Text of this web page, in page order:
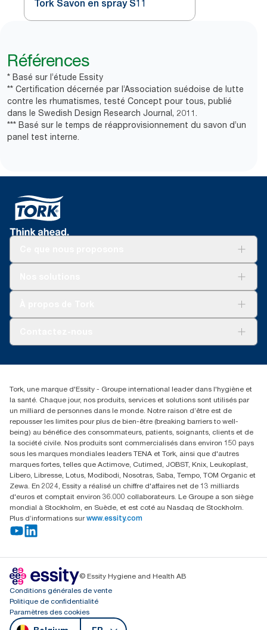
Tork Savon en spray S11
Références
* Basé sur l’étude Essity
** Certification décernée par l’Association suédoise de lutte
contre les rhumatismes, testé Concept pour tous, publié
dans le Swedish Design Research Journal, 2011.
*** Basé sur le temps de réapprovisionnement du savon d’un
panel test interne.
Réclamation pour distributeurs
02 766 05 30
Essity Belgium NV
Berkenlaan 8B
1831 MACHELEN
Tork, une marque d'Essity - Groupe international leader dans l'hygiène et
la santé. Chaque jour, nos produits, services et solutions sont utilisés par
un milliard de personnes dans le monde. Notre raison d’être est de
repousser les limites pour plus de bien-être (breaking barriers to well-
being) au bénéfice des consommateurs, patients, soignants, clients et de
la société civile. Nos produits sont commercialisés dans environ 150 pays
sous les marques mondiales leaders TENA et Tork, ainsi que d'autres
marques fortes, telles que Actimove, Cutimed, JOBST, Knix, Leukoplast,
Libero, Libresse, Lotus, Modibodi, Nosotras, Saba, Tempo, TOM Organic et
Zewa. En 2024, Essity a réalisé un chiffre d'affaires net de 13 milliards
d'euros et comptait environ 36.000 collaborateurs. Le Groupe a son siège
mondial à Stockholm, en Suède, et est coté au Nasdaq de Stockholm.
Plus d’informations sur www.essity.com
© Essity Hygiene and Health AB
Conditions générales de vente
Politique de confidentialité
Paramètres des cookies